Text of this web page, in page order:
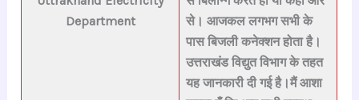
Department
से। आजकल लगभग सभी के
पास बिजली कनेक्शन होता है।
उत्तराखंड विद्युत विभाग के तहत
यह जानकारी दी गई है।मैं आशा